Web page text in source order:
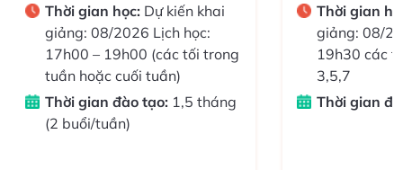
Thời gian học: Dự kiến khai
giảng: 08/2026 Lịch học:
17h00 – 19h00 (các tối trong
tuần hoặc cuối tuần)
Thời gian đào tạo: 1,5 tháng
(2 buổi/tuần)
Thời gian
giảng: 08/
19h30 các
3,5,7
Thời gian